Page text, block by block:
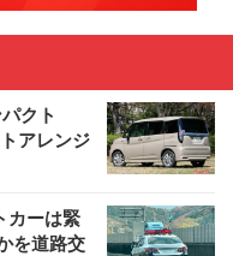
クト
アレンジ
カーは緊
を道路交